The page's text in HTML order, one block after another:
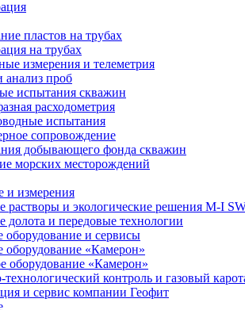
пластов на трубах
на трубах
измерения и телеметрия
анализ проб
испытания скважин
расходометрия
испытания
сопровождение
добывающего фонда скважин
морских месторождений
и измерения
растворы и экологические решения M-I
долота и передовые технологии
оборудование и сервисы
оборудование «Камерон»
оборудование «Камерон»
технологический контроль и газовый
и сервис компании Геофит